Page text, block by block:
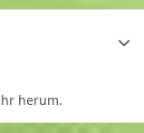
herum.